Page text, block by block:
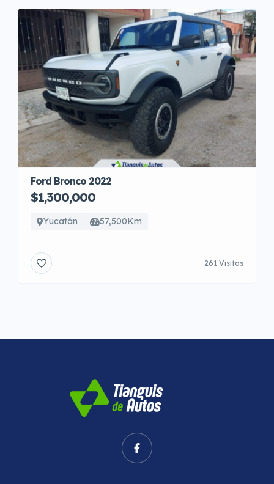
Ford Bronco 2022
$1,300,000
Yucatán 57,500Km
261 Visitas